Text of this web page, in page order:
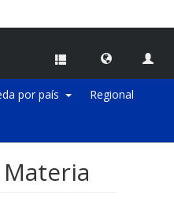
por país Regional